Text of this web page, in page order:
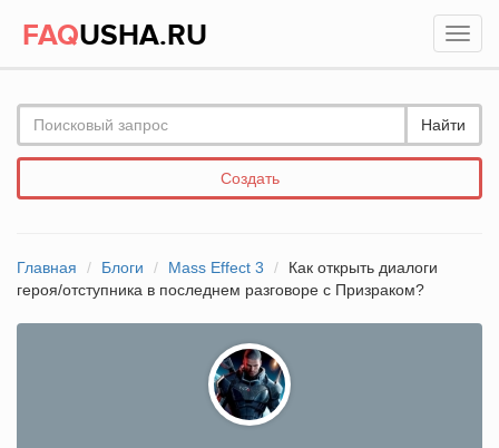
FAQUSHA.RU
Найти
Создать
Главная Блоги Mass Effect 3
Как открыть диалоги
героя/отступника в последнем разговоре с Призраком?